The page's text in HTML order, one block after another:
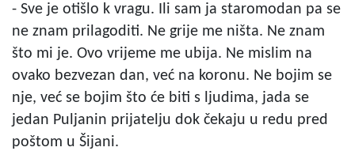
- Sve je otišlo k vragu. Ili sam ja staromodan pa se
ne znam prilagoditi. Ne grije me ništa. Ne znam
što mi je. Ovo vrijeme me ubija. Ne mislim na
ovako bezvezan dan, već na koronu. Ne bojim se
nje, već se bojim što će biti s ljudima, jada se
jedan Puljanin prijatelju dok čekaju u redu pred
poštom u Šijani.